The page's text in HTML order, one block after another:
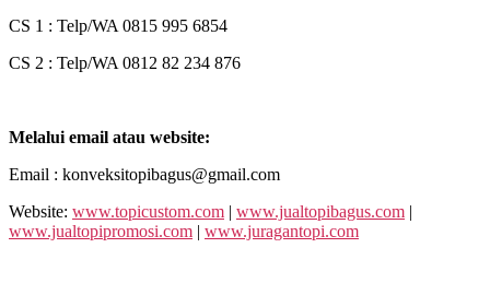
CS 1 : Telp/WA 0815 995 6854
CS 2 : Telp/WA 0812 82 234 876
Melalui email atau website:
Email : konveksitopibagus@gmail.com
Website: www.topicustom.com | www.jualtopibagus.com |
www.jualtopipromosi.com | www.juragantopi.com